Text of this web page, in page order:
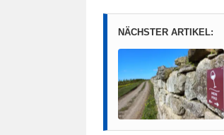
NÄCHSTER ARTIKEL: